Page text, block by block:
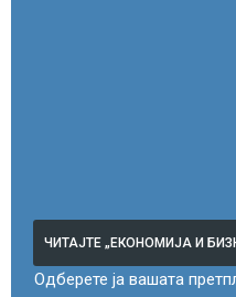
ЧИТАЈТЕ „ЕКОНОМИЈА И
Одберете ја вашата